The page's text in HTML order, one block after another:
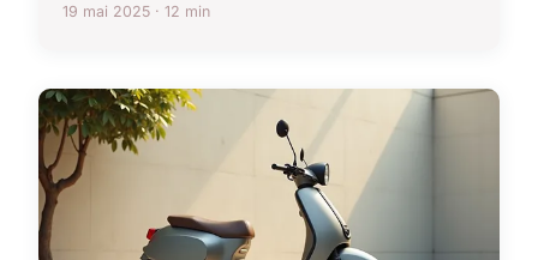
19 mai 2025 · 12 min